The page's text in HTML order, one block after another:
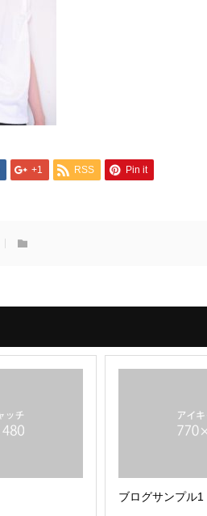
+1 RSS Pin it
ブログサンプル1